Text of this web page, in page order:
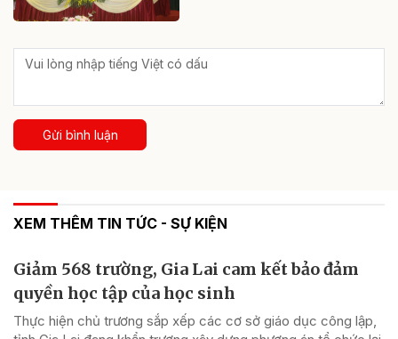
Gửi bình luận
XEM THÊM TIN TỨC - SỰ KIỆN
Giảm 568 trường, Gia Lai cam kết bảo đảm
quyền học tập của học sinh
Thực hiện chủ trương sắp xếp các cơ sở giáo dục công lập,